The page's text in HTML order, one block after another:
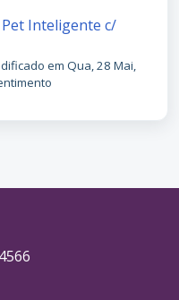
Inteligente c/
em Qua, 28 Mai,